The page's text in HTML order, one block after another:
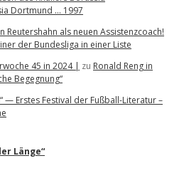
Dortmund … 1997
Reutershahn als neuen Assistenzcoach!
der Bundesliga in einer Liste
45 in 2024 | zu Ronald Reng in
Begegnung“
— Erstes Festival der Fußball-Literatur –
Länge“